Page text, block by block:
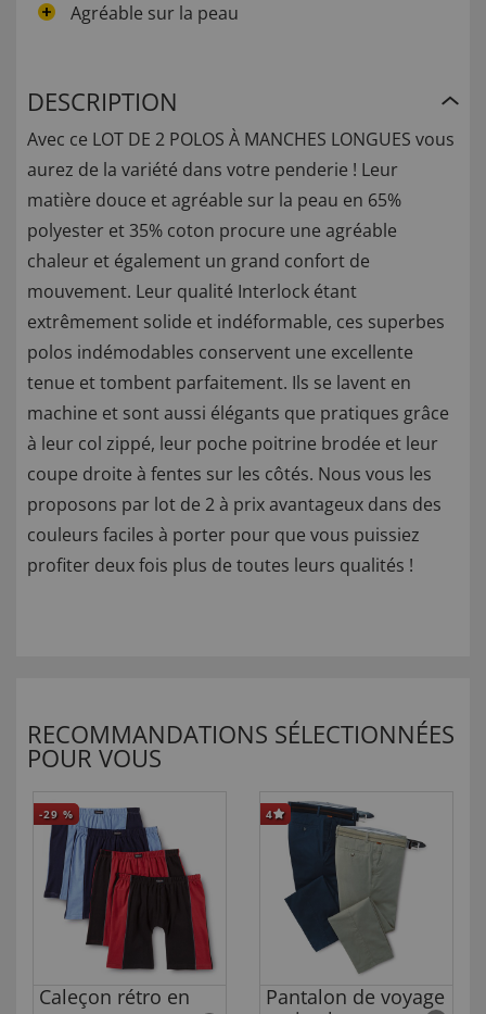
Agréable sur la peau
DESCRIPTION
Avec ce LOT DE 2 POLOS À MANCHES LONGUES vous
aurez de la variété dans votre penderie ! Leur
matière douce et agréable sur la peau en 65%
polyester et 35% coton procure une agréable
chaleur et également un grand confort de
mouvement. Leur qualité Interlock étant
extrêmement solide et indéformable, ces superbes
polos indémodables conservent une excellente
tenue et tombent parfaitement. Ils se lavent en
machine et sont aussi élégants que pratiques grâce
à leur col zippé, leur poche poitrine brodée et leur
coupe droite à fentes sur les côtés. Nous vous les
proposons par lot de 2 à prix avantageux dans des
couleurs faciles à porter pour que vous puissiez
profiter deux fois plus de toutes leurs qualités !
RECOMMANDATIONS SÉLECTIONNÉES
POUR VOUS
-29 %
Caleçon rétro en
4
Pantalon de voyage